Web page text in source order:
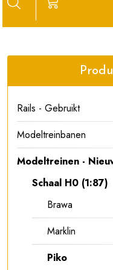
Rails - Gebruikt
Modeltreinbanen
Modeltreinen -
Schaal H0 (1:87)
Brawa
Marklin
Piko